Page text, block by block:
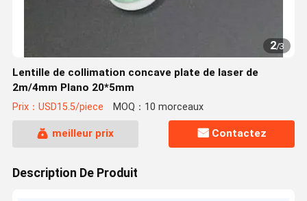
2/3
Lentille de collimation concave plate de laser de
2m/4mm Plano 20*5mm
Prix：USD15.5/piece MOQ：10 morceaux
meilleur prix Contactez
Description De Produit